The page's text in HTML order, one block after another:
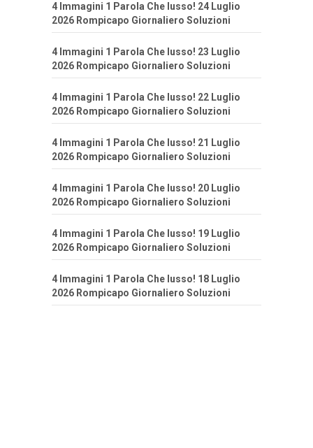
4 Immagini 1 Parola Che lusso! 24 Luglio
2026 Rompicapo Giornaliero Soluzioni
4 Immagini 1 Parola Che lusso! 23 Luglio
2026 Rompicapo Giornaliero Soluzioni
4 Immagini 1 Parola Che lusso! 22 Luglio
2026 Rompicapo Giornaliero Soluzioni
4 Immagini 1 Parola Che lusso! 21 Luglio
2026 Rompicapo Giornaliero Soluzioni
4 Immagini 1 Parola Che lusso! 20 Luglio
2026 Rompicapo Giornaliero Soluzioni
4 Immagini 1 Parola Che lusso! 19 Luglio
2026 Rompicapo Giornaliero Soluzioni
4 Immagini 1 Parola Che lusso! 18 Luglio
2026 Rompicapo Giornaliero Soluzioni